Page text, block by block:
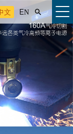
文 EN 